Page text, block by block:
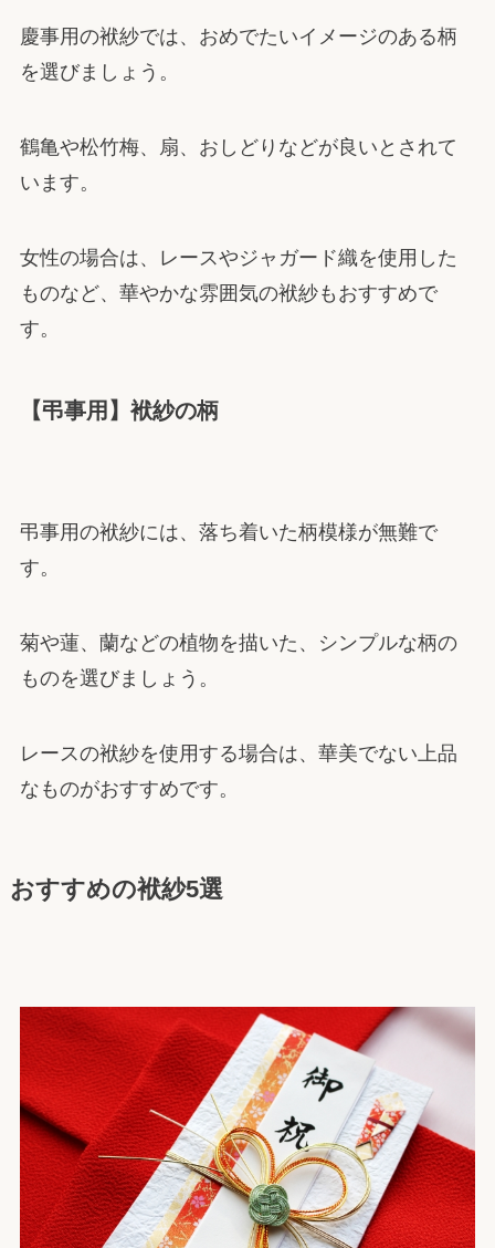
慶事用の袱紗では、おめでたいイメージのある柄
を選びましょう。
鶴亀や松竹梅、扇、おしどりなどが良いとされて
います。
女性の場合は、レースやジャガード織を使用した
ものなど、華やかな雰囲気の袱紗もおすすめで
す。
【弔事用】袱紗の柄
弔事用の袱紗には、落ち着いた柄模様が無難で
す。
菊や蓮、蘭などの植物を描いた、シンプルな柄の
ものを選びましょう。
レースの袱紗を使用する場合は、華美でない上品
なものがおすすめです。
おすすめの袱紗5選